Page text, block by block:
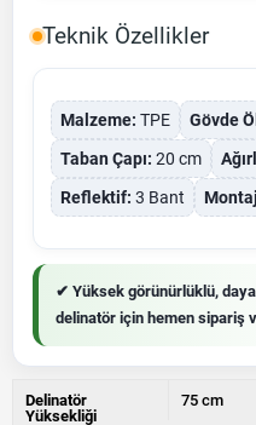
Teknik Özellikler
Malzeme: TPE Gövde
Taban Çapı: 20 cm
Reflektif: 3 Bant
✔ Yüksek görünürlüklü,
delinatör için hemen sipariş
Delinatör
Yüksekliği
75 cm